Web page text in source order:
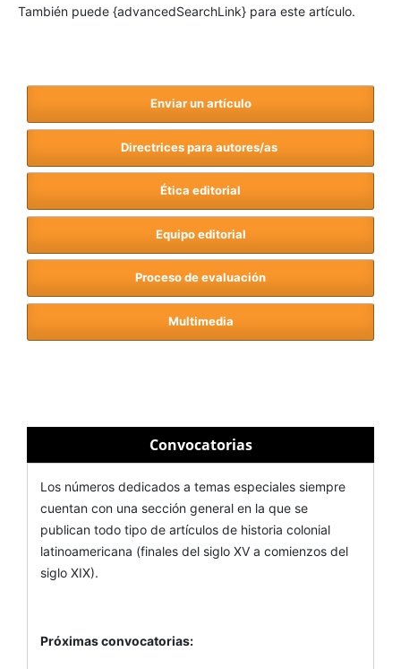
También puede {advancedSearchLink} para este artículo.
Enviar un artículo
Directrices para autores/as
Ética editorial
Equipo editorial
Proceso de evaluación
Multimedia
Convocatorias
Los números dedicados a temas especiales siempre
cuentan con una sección general en la que se
publican todo tipo de artículos de historia colonial
latinoamericana (finales del siglo XV a comienzos del
siglo XIX).
Próximas convocatorias: